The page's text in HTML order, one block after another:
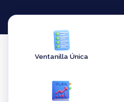
Ventanilla Única